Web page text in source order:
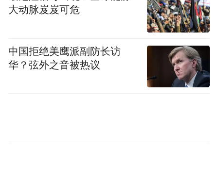
大动脉岌岌可危
中国拒绝美鹰派副防长访
华？弦外之音被热议